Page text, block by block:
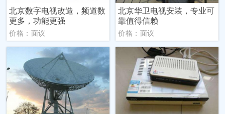
北京数字电视改造，频道数
更多，功能更强
价格：面议
北京华卫电视安装，专业可
靠值得信赖
价格：面议